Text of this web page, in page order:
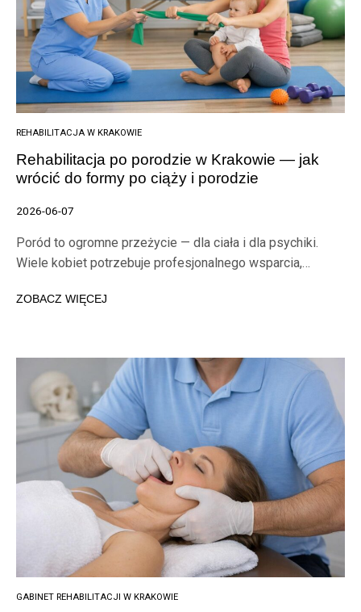
REHABILITACJA W KRAKOWIE
Rehabilitacja po porodzie w Krakowie — jak
wrócić do formy po ciąży i porodzie
2026-06-07
Poród to ogromne przeżycie — dla ciała i dla psychiki.
Wiele kobiet potrzebuje profesjonalnego wsparcia,…
ZOBACZ WIĘCEJ
GABINET REHABILITACJI W KRAKOWIE